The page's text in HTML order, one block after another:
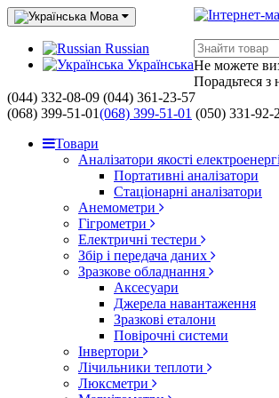
Мова
Russian
УкраїнськаНе можете
Порадьтеся
(044) 332-08-09 (044) 361-23-57
(068) 399-51-01(068) 399-51-01 (050) 331-92-
Товари
Аналізатори якості
Портативні аналізатори
Стаціонарні аналізатори
Анемометри
Гігрометри
Електричні тестери
Збір і передача даних
Зразкове обладнання
Аксесуари
Джерела навантаження
Зразкові еталони
Повірочні системи
Інвертори
Лічильники теплоти
Люксметри